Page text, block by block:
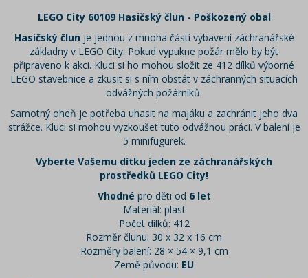
LEGO City 60109 Hasičský člun - Poškozený obal
Hasičský člunje jednou z mnoha částí vybavení záchranářské
základny v LEGO City. Pokud vypukne požár mělo by být
připraveno k akci. Kluci si ho mohou složit ze 412 dílků výborné
LEGO stavebnice a zkusit si s ním obstát v záchranných situacích
odvážných požárníků.
Samotný oheň je potřeba uhasit na majáku a zachránit jeho dva
strážce. Kluci si mohou vyzkoušet tuto odvážnou práci. V balení je
5 minifugurek.
Vyberte Vašemu dítku jeden ze záchranářských
prostředků LEGO City!
Vhodné pro děti od 6 let
Materiál: plast
Počet dílků: 412
Rozměr člunu: 30 x 32 x 16 cm
Rozměry balení: 28 × 54 × 9,1 cm
Země původu: EU